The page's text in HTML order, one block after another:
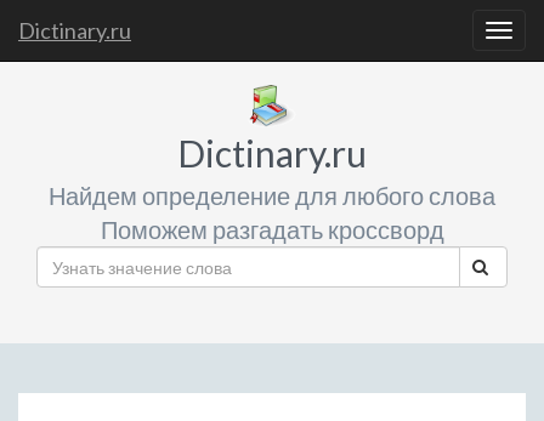
Dictinary.ru
Dictinary.ru
Найдем определение для любого слова
Поможем разгадать кроссворд